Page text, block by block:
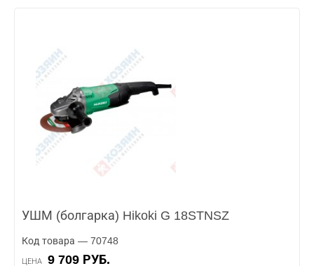
УШМ (болгарка) Hikoki G 18STNSZ
Код товара — 70748
ЦЕНА 9 709 РУБ.